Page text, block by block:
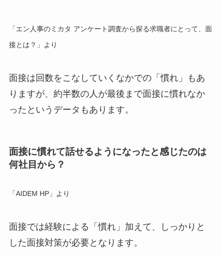
「エン人事のミカタ アンケート調査から探る求職者にとって、面
接とは？」より
面接は回数をこなしていくなかでの「慣れ」もあ
りますが、 約半数の人が最後まで面接に慣れなか
った というデータもあります。
面接に慣れて話せるようになったと感じたのは
何社目から？
「AIDEM HP」より
面接では経験による「慣れ」加えて、
しっかりと
した面接対策が必要となります。